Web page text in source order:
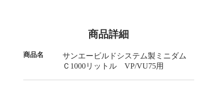
商品詳細
商品名
サンエービルドシステム製ミニダム
Ｃ1000リットル VP/VU75用